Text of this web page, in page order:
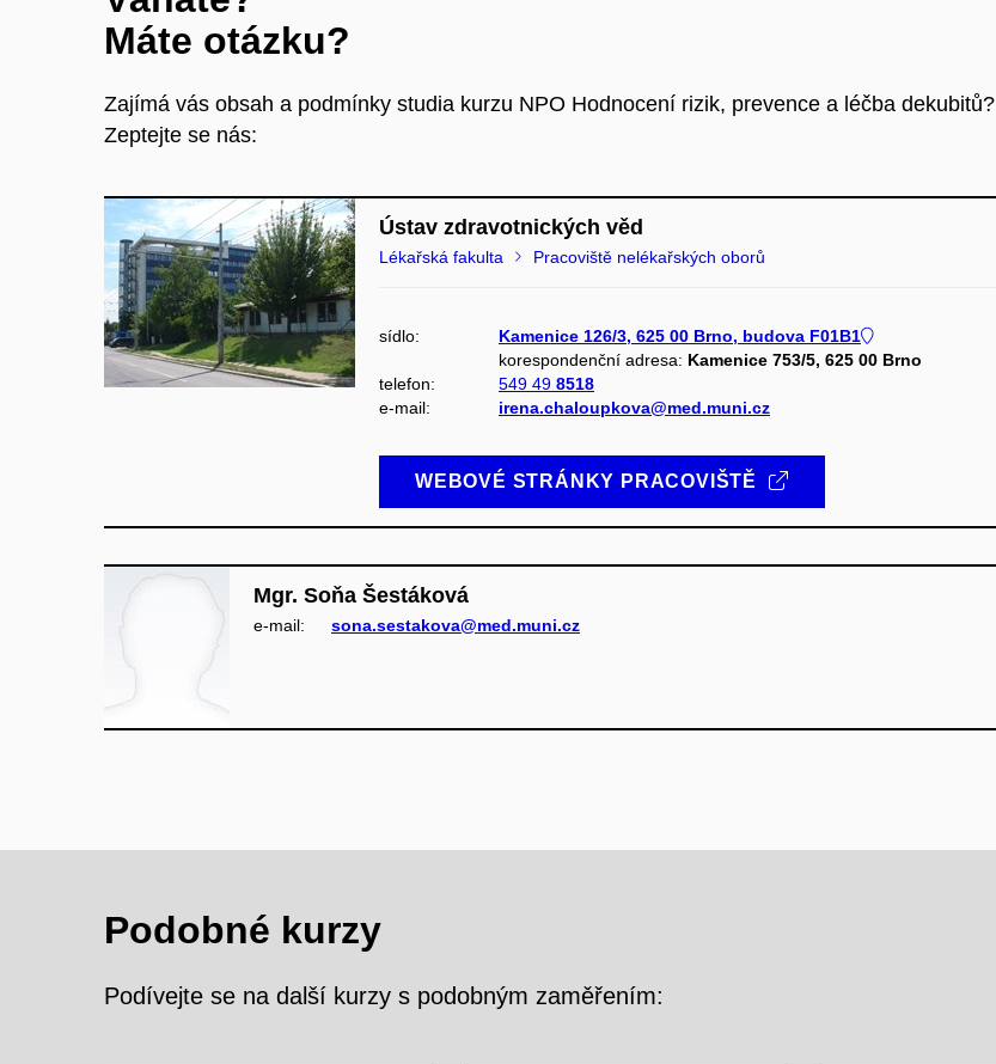
Máte otázku?
Zajímá vás obsah a podmínky studia kurzu NPO Hodnocení rizik, prevence a léčba dekubitů?
Zeptejte se nás:
Ústav zdravotnických věd
Lékařská fakulta Pracoviště nelékařských oborů
sídlo:
Kamenice 126/3, 625 00 Brno, budova F01B1
korespondenční adresa: Kamenice 753/5, 625 00 Brno
telefon:
549 49 8518
e-mail:
irena.chaloupkova@med.muni.cz
WEBOVÉ STRÁNKY PRACOVIŠTĚ
Mgr. Soňa Šestáková
e‑mail: sona.sestakova@med.muni.cz
Podobné kurzy
Podívejte se na další kurzy s podobným zaměřením: